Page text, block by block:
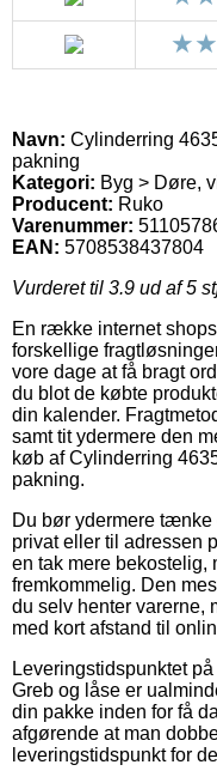
Navn: Cylinderring
pakning
Kategori: Byg > Døre,
Producent: Ruko
Varenummer:
EAN: 5708538437804
Vurderet til 3.9 ud af 5
En række internet
forskellige
vore dage at få bragt
du blot de købte
din kalender.
samt tit ydermere den
køb af Cylinderring
pakning.
Du bør ydermere tænke
privat eller til adressen
en tak mere
fremkommelig. Den
du selv henter varerne,
med kort afstand til
Leveringstidspunktet
Greb og låse er
din pakke inden for få
afgørende at man
leveringstidspunkt for